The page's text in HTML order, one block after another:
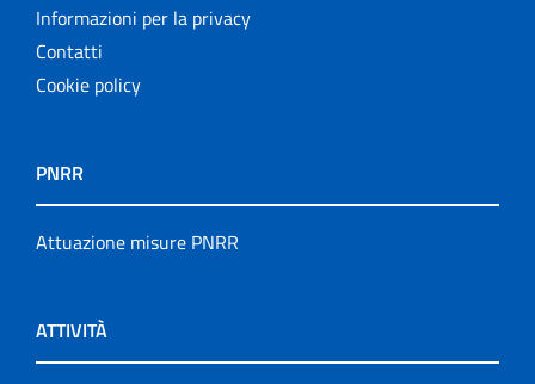
Informazioni per la privacy
Contatti
Cookie policy
PNRR
Attuazione misure PNRR
ATTIVITÀ